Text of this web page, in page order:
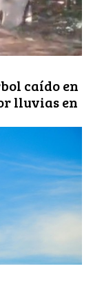
caído en
lluvias en